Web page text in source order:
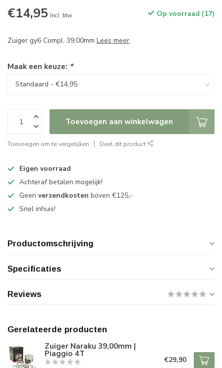
€14,95 Incl. btw Op voorraad (17)
Zuiger gy6 Compl. 39,00mm Lees meer.
Maak een keuze: *
Toevoegen aan winkelwagen
Toevoegen om te vergelijken Deel dit product
Eigen voorraad
Achteraf betalen mogelijk!
Geen verzendkosten boven €125,-
Snel inhuis!
Productomschrijving
Specificaties
Reviews
Gerelateerde producten
Zuiger Naraku 39,00mm |
Piaggio 4T
€29,90